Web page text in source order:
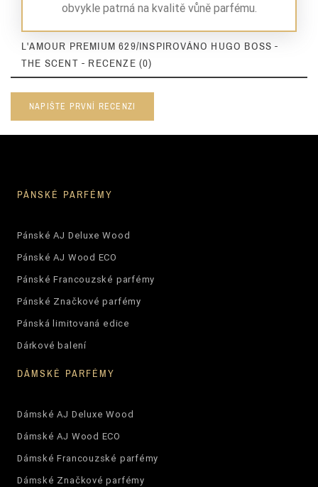
obvykle patrná na kvalitě vůně parfému.
L'AMOUR PREMIUM 629/INSPIROVÁNO HUGO BOSS -
THE SCENT - RECENZE (0)
NAPIŠTE PRVNÍ RECENZI
PÁNSKÉ PARFÉMY
Pánské AJ Deluxe Wood
Pánské AJ Wood ECO
Pánské Francouzské parfémy
Pánské Značkové parfémy
Pánská limitovaná edice
Dárkové balení
DÁMSKÉ PARFÉMY
Dámské AJ Deluxe Wood
Dámské AJ Wood ECO
Dámské Francouzské parfémy
Dámské Značkové parfémy